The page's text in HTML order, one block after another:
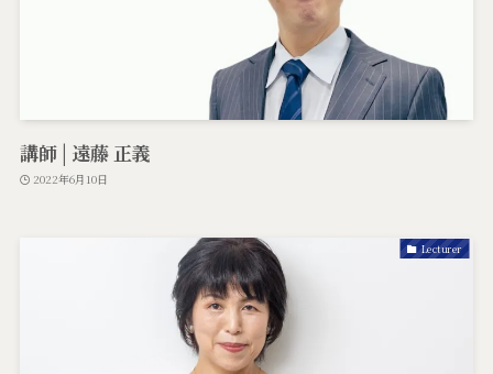
講師 | 遠藤 正義
2022年6月10日
Lecturer